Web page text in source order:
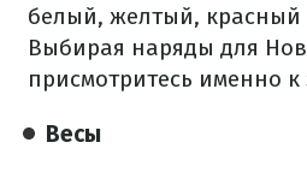
белый, желтый, красный
Выбирая наряды для
присмотритесь именно к
Весы